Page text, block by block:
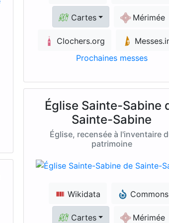
Cartes Mérimée
Clochers.org
Prochaines messes
Église Sainte-Sabine
Sainte-Sabine
Église, recensée à l'inventaire
patrimoine
Wikidata Commons
Cartes Mérimée